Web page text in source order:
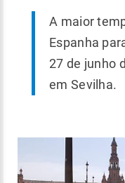
A maior
Espanha
27 de junho
em Sevilha.